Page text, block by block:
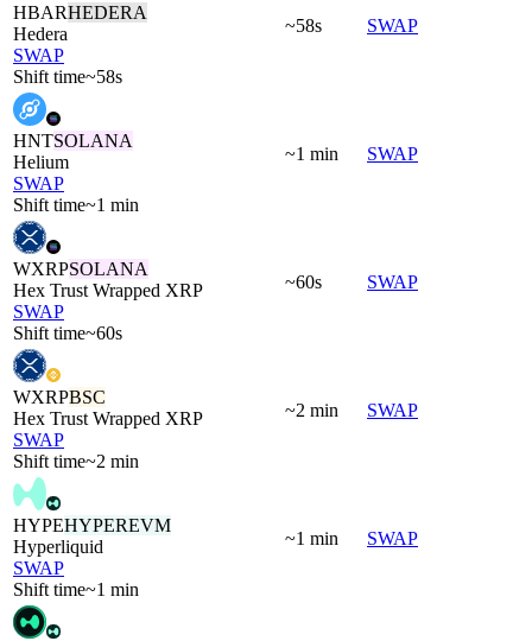
HBARHEDERA
Hedera
SWAP
Shift time~58s
~58s SWAP
HNTSOLANA
Helium
SWAP
Shift time~1 min
~1 min SWAP
WXRPSOLANA
Hex Trust Wrapped XRP
SWAP
Shift time~60s
~60s SWAP
WXRPBSC
Hex Trust Wrapped XRP
SWAP
Shift time~2 min
~2 min SWAP
HYPEHYPEREVM
Hyperliquid
SWAP
Shift time~1 min
~1 min SWAP